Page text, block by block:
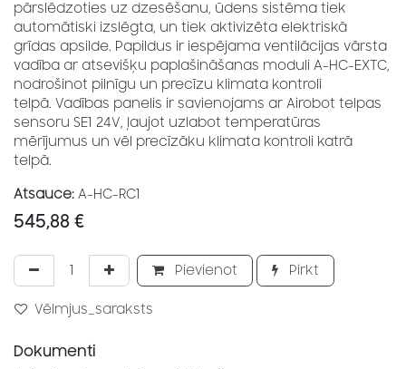
pārslēdzoties uz dzesēšanu, ūdens sistēma tiek
automātiski izslēgta, un tiek aktivizēta elektriskā
grīdas apsilde. Papildus ir iespējama ventilācijas vārsta
vadība ar atsevišķu paplašināšanas moduli A-HC-EXTC,
nodrošinot pilnīgu un precīzu klimata kontroli
telpā. Vadības panelis ir savienojams ar Airobot telpas
sensoru SE1 24V, ļaujot uzlabot temperatūras
mērījumus un vēl precīzāku klimata kontroli katrā
telpā.
Atsauce: A-HC-RC1
545,88 €
Pievienot Pirkt
Vēlmjus_saraksts
Dokumenti